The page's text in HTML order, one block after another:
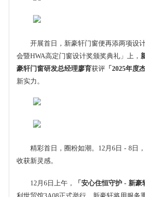
开展首日，新豪轩门窗便再添两项设
会暨HWA高定门窗设计奖颁奖典礼」上，
豪轩门窗研发总经理廖育获评 「2025年度
新实力。
精彩首日，圈粉如潮。12月6日 - 8日，
收获新灵感。
12月6日上午， 「安心住恒守护 - 新